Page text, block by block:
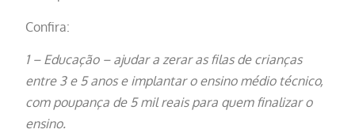
Confira:
1 – Educação – ajudar a zerar as filas de crianças
entre 3 e 5 anos e implantar o ensino médio técnico,
com poupança de 5 mil reais para quem finalizar o
ensino.